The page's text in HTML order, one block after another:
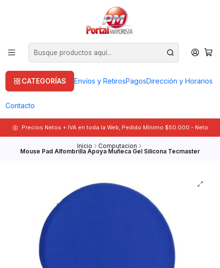
CATEGORÍAS Envíos y RetirosPagosDirección y Horarios
Contacto
Precios Netos + IVA en toda la Web, Pedido Mínimo $50.000.- Neto
Inicio Computacion
Mouse Pad Alfombrilla Apoya Muñeca Gel Silicona Tecmaster